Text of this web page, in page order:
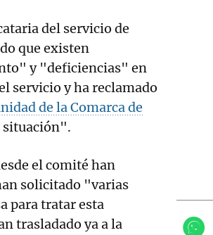
del servicio de
que existen
y "deficiencias" en
servicio y ha reclamado
de la Comarca de
situación".
el comité han
solicitado "varias
para tratar esta
trasladado ya a la